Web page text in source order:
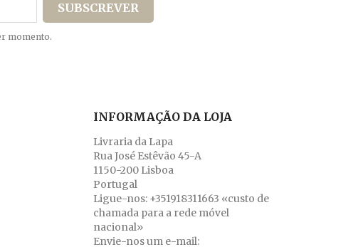
momento.
INFORMAÇÃO DA LOJA
Livraria da Lapa
Rua José Estêvão 45-A
1150-200 Lisboa
Portugal
Ligue-nos: +351918311663 «custo de
chamada para a rede móvel
nacional»
Envie-nos um e-mail: